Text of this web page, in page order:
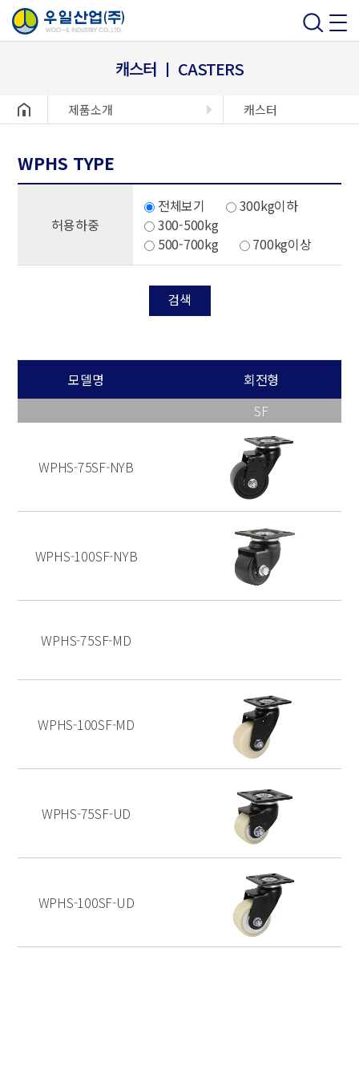
캐스터 ㅣ CASTERS
헤더설정 제품소개 캐스터
WPHS TYPE
허용하중
전체보기
300kg이하
300-500kg
500-700kg
700kg이상
검색
모델명
회전형
SF
WPHS-75SF-NYB
WPHS-100SF-NYB
WPHS-75SF-MD
WPHS-100SF-MD
WPHS-75SF-UD
WPHS-100SF-UD